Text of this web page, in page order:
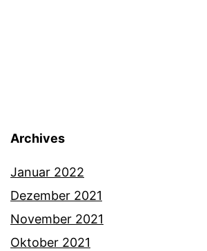
Archives
Januar 2022
Dezember 2021
November 2021
Oktober 2021